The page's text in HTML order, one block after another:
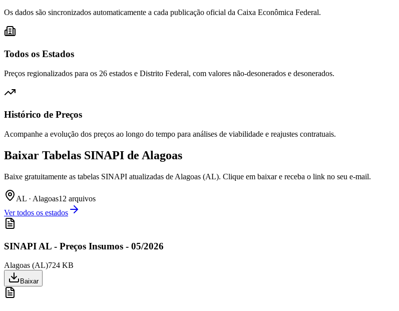
Os dados são sincronizados automaticamente a cada publicação oficial da Caixa Econômica Federal.
Todos os Estados
Preços regionalizados para os 26 estados e Distrito Federal, com valores não-desonerados e desonerados.
Histórico de Preços
Acompanhe a evolução dos preços ao longo do tempo para análises de viabilidade e reajustes contratuais.
Baixar Tabelas SINAPI de Alagoas
Baixe gratuitamente as tabelas SINAPI atualizadas de Alagoas (AL). Clique em baixar e receba o link no seu e-mail.
AL · Alagoas12 arquivos
Ver todos os estados
SINAPI AL - Preços Insumos - 05/2026
Alagoas (AL)724 KB
Baixar